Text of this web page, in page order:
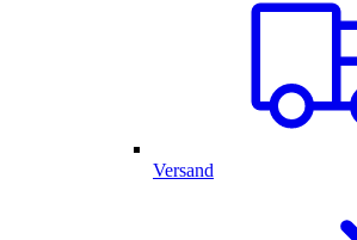
Versand